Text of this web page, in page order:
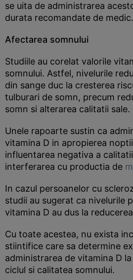
se uita de administrarea
durata recomandate de medic.
Afectarea somnului
Studiile au corelat valorile
somnului. Astfel, nivelurile
din sange duc la cresterea
tulburari de somn, precum
somn si alterarea calitatii sale.
Unele rapoarte sustin ca
vitamina D in apropierea
influentarea negativa a
interferarea cu productia de
In cazul persoanelor cu
studii au sugerat ca nivelurile
vitamina D au dus la
Cu toate acestea, nu exista
stiintifice care sa determine
administrarea de vitamina D
ciclul si calitatea somnului.